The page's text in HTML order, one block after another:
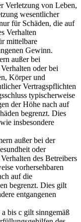
Verletzung von Leben,
wesentlicher
für Schäden, die auf
Verhalten
mittelbare
Gewinn.
außer bei
oder bei
Körper und
Vertragspflichten
typischerweise
der Höhe nach auf
begrenzt. Dies
insbesondere
außer bei der
oder
des Betreibers
vorhersehbaren
auf die
begrenzt. Dies gilt
entgangenen
bis c gilt sinngemäß